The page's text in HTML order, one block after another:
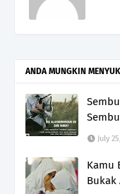
ANDA MUNGKIN
July
Kamu
Bukak